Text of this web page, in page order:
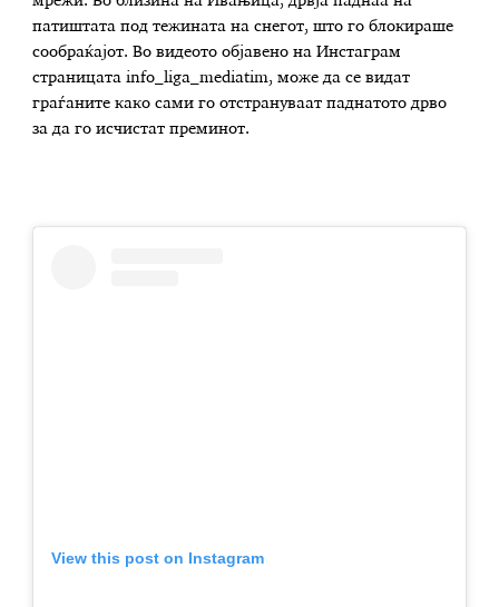
патиштата под тежината на снегот, што го блокираше
сообраќајот. Во видеото објавено на Инстаграм
страницата info_liga_mediatim, може да се видат
граѓаните како сами го отстрануваат паднатото дрво
за да го исчистат преминот.
View this post on Instagram